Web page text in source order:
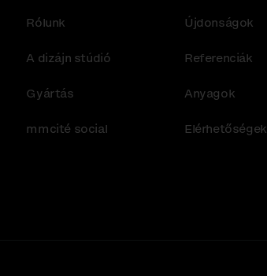
Rólunk
A dizájn stúdió
Gyártás
mmcité social
Újdonságok
Referenciák
Anyagok
Elérhetőségek